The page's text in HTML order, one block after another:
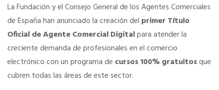
Estatutos y Código Deontológico
Dónde estamos
La Fundación y el Consejo General de los Agentes Comerciales
de España han anunciado la creación del primer Título
Oficial de Agente Comercial Digitalpara atender la
creciente demanda de profesionales en el comercio
electrónico con un programa de cursos 100% gratuitosque
cubren todas las áreas de este sector.